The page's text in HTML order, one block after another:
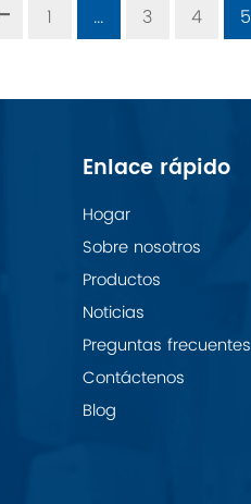
1 ... 3 4 5
Enlace rápido
Hogar
Sobre nosotros
Productos
Noticias
Preguntas frecuentes
Contáctenos
Blog